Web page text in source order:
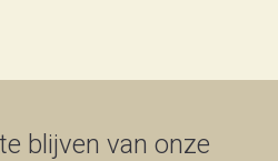
blijven van onze